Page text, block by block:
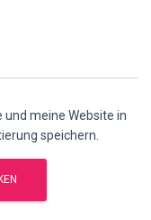
und meine Website in
speichern.